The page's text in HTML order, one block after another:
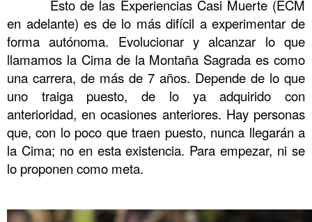
Esto de las Experiencias Casi Muerte (ECM
en adelante) es de lo más difícil a experimentar de
forma autónoma. Evolucionar y alcanzar lo que
llamamos la Cima de la Montaña Sagrada es como
una carrera, de más de 7 años. Depende de lo que
uno traiga puesto, de lo ya adquirido con
anterioridad, en ocasiones anteriores. Hay personas
que, con lo poco que traen puesto, nunca llegarán a
la Cima; no en esta existencia. Para empezar, ni se
lo proponen como meta.